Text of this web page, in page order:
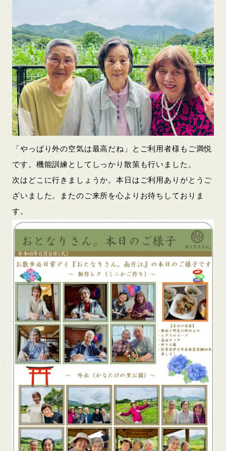
「やっぱり外の空気は最高だね」とご利用者様もご満悦
です。機能訓練としてしっかり散策も行いました。
次はどこに行きましょうか。本日はご利用ありがとうご
ざいました。またのご来所を心よりお待ちしておりま
す。